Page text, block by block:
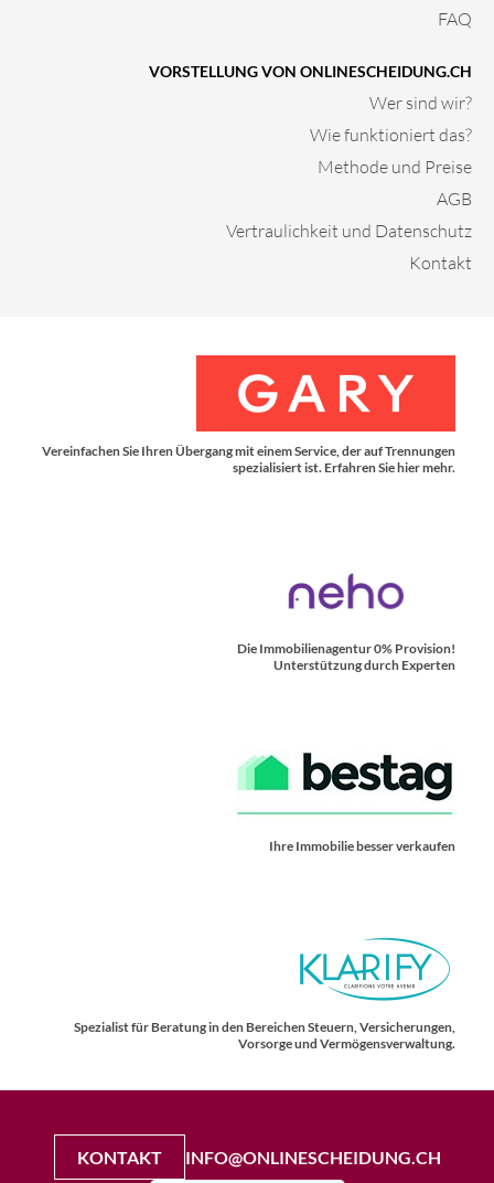
FAQ
VORSTELLUNG VON ONLINESCHEIDUNG.CH
Wer sind wir?
Wie funktioniert das?
Methode und Preise
AGB
Vertraulichkeit und Datenschutz
Kontakt
Vereinfachen Sie Ihren Übergang mit einem Service, der auf Trennungen
spezialisiert ist. Erfahren Sie hier mehr.
Die Immobilienagentur 0% Provision!
Unterstützung durch Experten
Ihre Immobilie besser verkaufen
Spezialist für Beratung in den Bereichen Steuern, Versicherungen,
Vorsorge und Vermögensverwaltung.
KONTAKT INFO@ONLINESCHEIDUNG.CH